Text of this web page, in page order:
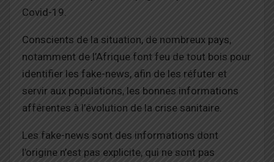
Covid-19.
Conscients de la situation, de nombreux pays,
notamment de l’Afrique font feu de tout bois pour
identifier les fake-news, afin de les réfuter et
servir aux populations, les bonnes informations
afférentes à l’évolution de la crise sanitaire.
Les fake-news sont des informations dont
l’origine n’est pas explicite, qui ne sont pas